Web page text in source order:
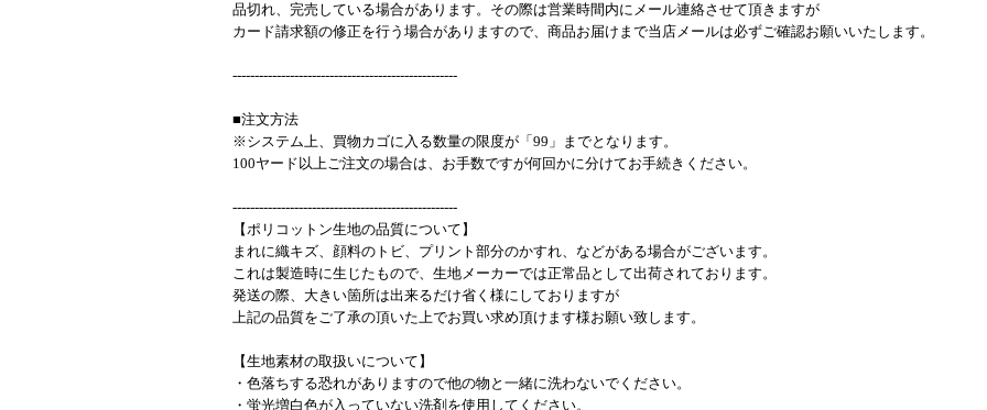
品切れ、完売している場合があります。その際は営業時間内にメール連絡させて頂きますが
カード請求額の修正を行う場合がありますので、商品お届けまで当店メールは必ずご確認お願いいたします。
---------------------------------------------------
■注文方法
※システム上、買物カゴに入る数量の限度が「99」までとなります。
100ヤード以上ご注文の場合は、お手数ですが何回かに分けてお手続きください。
---------------------------------------------------
【ポリコットン生地の品質について】
まれに織キズ、顔料のトビ、プリント部分のかすれ、などがある場合がございます。
これは製造時に生じたもので、生地メーカーでは正常品として出荷されております。
発送の際、大きい箇所は出来るだけ省く様にしておりますが
上記の品質をご了承の頂いた上でお買い求め頂けます様お願い致します。
【生地素材の取扱いについて】
・色落ちする恐れがありますので他の物と一緒に洗わないでください。
・蛍光増白色が入っていない洗剤を使用してください。